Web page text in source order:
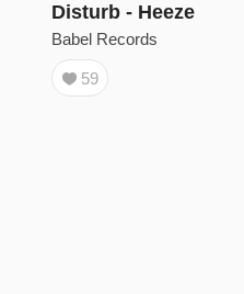
Disturb - Heeze
Babel Records
59